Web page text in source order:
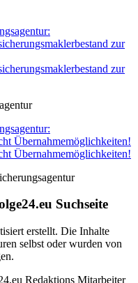
zur
Übernahmemöglichkeiten!
Suchseite
erstellt. Die Inhalte
selbst oder wurden von